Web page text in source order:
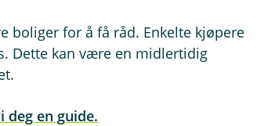
boliger for å få råd. Enkelte kjøpere
Dette kan være en midlertidig
deg en guide.